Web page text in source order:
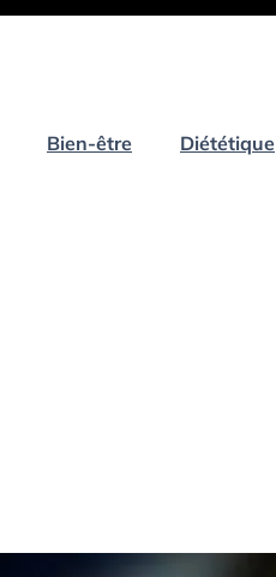
Bien-être Diététique